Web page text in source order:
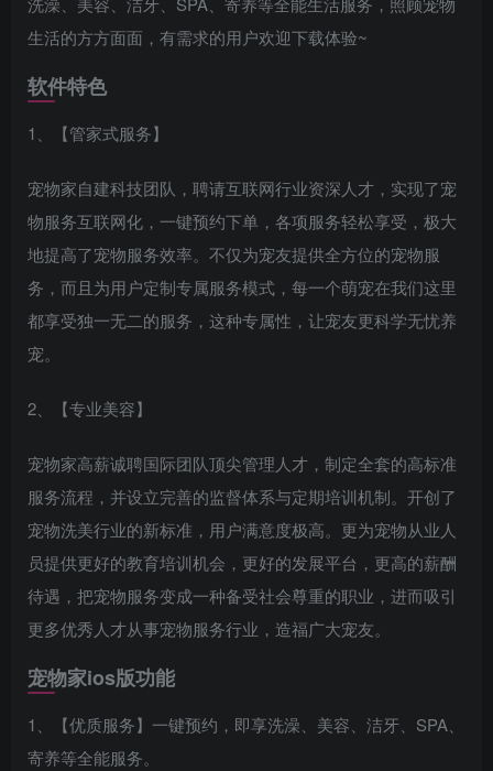
生活的方方面面，有需求的用户欢迎下载体验~
软件特色
1、【管家式服务】
宠物家自建科技团队，聘请互联网行业资深人才，实现了宠
物服务互联网化，一键预约下单，各项服务轻松享受，极大
地提高了宠物服务效率。不仅为宠友提供全方位的宠物服
务，而且为用户定制专属服务模式，每一个萌宠在我们这里
都享受独一无二的服务，这种专属性，让宠友更科学无忧养
宠。
2、【专业美容】
宠物家高薪诚聘国际团队顶尖管理人才，制定全套的高标准
服务流程，并设立完善的监督体系与定期培训机制。开创了
宠物洗美行业的新标准，用户满意度极高。更为宠物从业人
员提供更好的教育培训机会，更好的发展平台，更高的薪酬
待遇，把宠物服务变成一种备受社会尊重的职业，进而吸引
更多优秀人才从事宠物服务行业，造福广大宠友。
宠物家ios版功能
1、【优质服务】一键预约，即享洗澡、美容、洁牙、SPA、
寄养等全能服务。